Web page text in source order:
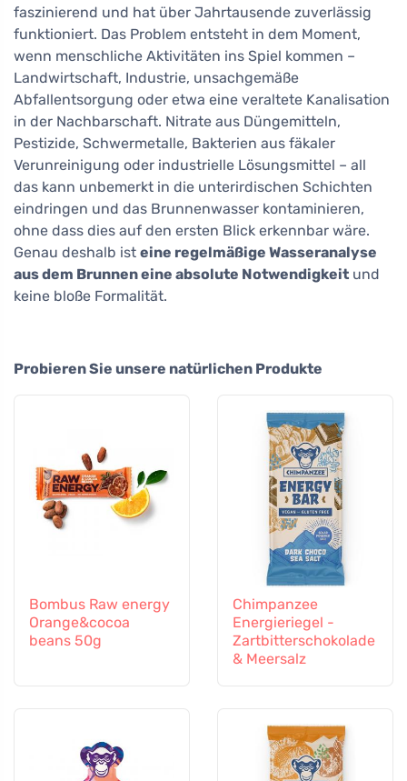
faszinierend und hat über Jahrtausende zuverlässig
funktioniert. Das Problem entsteht in dem Moment,
wenn menschliche Aktivitäten ins Spiel kommen –
Landwirtschaft, Industrie, unsachgemäße
Abfallentsorgung oder etwa eine veraltete Kanalisation
in der Nachbarschaft. Nitrate aus Düngemitteln,
Pestizide, Schwermetalle, Bakterien aus fäkaler
Verunreinigung oder industrielle Lösungsmittel – all
das kann unbemerkt in die unterirdischen Schichten
eindringen und das Brunnenwasser kontaminieren,
ohne dass dies auf den ersten Blick erkennbar wäre.
Genau deshalb ist eine regelmäßige Wasseranalyse
aus dem Brunnen eine absolute Notwendigkeit und
keine bloße Formalität.
Probieren Sie unsere natürlichen Produkte
Bombus Raw energy
Orange&cocoa
beans 50g
Chimpanzee
Energieriegel -
Zartbitterschokolade
& Meersalz